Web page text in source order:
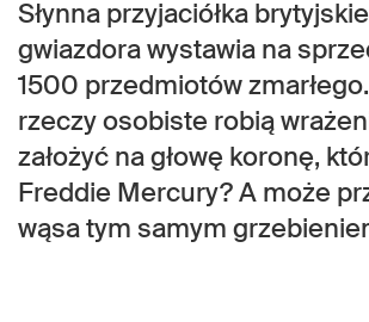
Słynna przyjaciółka
gwiazdora wystawia na
1500 przedmiotów
rzeczy osobiste robią
założyć na głowę koronę,
Freddie Mercury? A może
wąsa tym samym